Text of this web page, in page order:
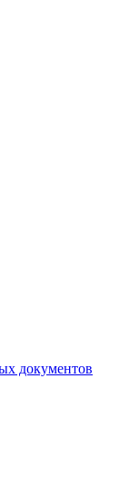
документов